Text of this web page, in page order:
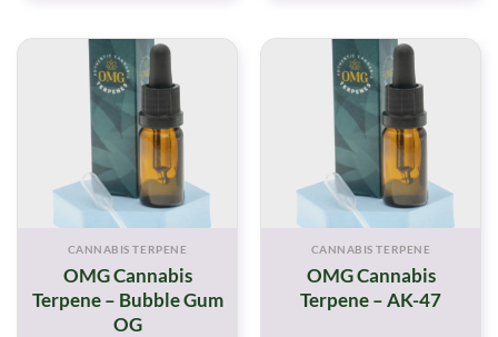
CANNABIS TERPENE
OMG Cannabis
Terpene – Bubble Gum
OG
CANNABIS TERPENE
OMG Cannabis
Terpene – AK-47